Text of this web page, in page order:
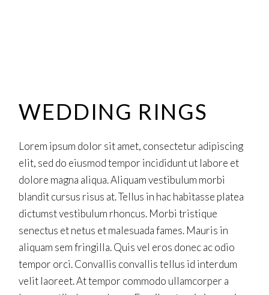
WEDDING RINGS
Lorem ipsum dolor sit amet, consectetur adipiscing
elit, sed do eiusmod tempor incididunt ut labore et
dolore magna aliqua. Aliquam vestibulum morbi
blandit cursus risus at. Tellus in hac habitasse platea
dictumst vestibulum rhoncus. Morbi tristique
senectus et netus et malesuada fames. Mauris in
aliquam sem fringilla. Quis vel eros donec ac odio
tempor orci. Convallis convallis tellus id interdum
velit laoreet. At tempor commodo ullamcorper a